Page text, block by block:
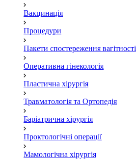
Вакцинація
Процедури
Пакети спостереження вагітності
Оперативна гінекологія
Пластична хірургія
Травматологія та Ортопедія
Баріатрична хірургія
Проктологічні операції
Мамологічна хірургія